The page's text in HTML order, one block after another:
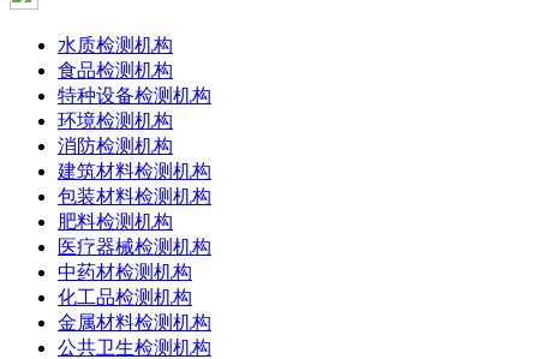
水质检测机构
食品检测机构
特种设备检测机构
环境检测机构
消防检测机构
建筑材料检测机构
包装材料检测机构
肥料检测机构
医疗器械检测机构
中药材检测机构
化工品检测机构
金属材料检测机构
公共卫生检测机构